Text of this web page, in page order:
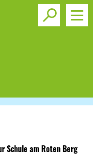
Toggle
Schule am Roten Berg